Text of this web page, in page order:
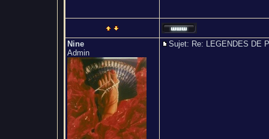
Nine
Admin
Sujet: Re: LEGENDES DE